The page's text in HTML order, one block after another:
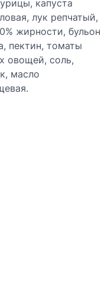
капуста
лук репчатый,
жирности, бульон
пектин, томаты
овощей, соль,
масло